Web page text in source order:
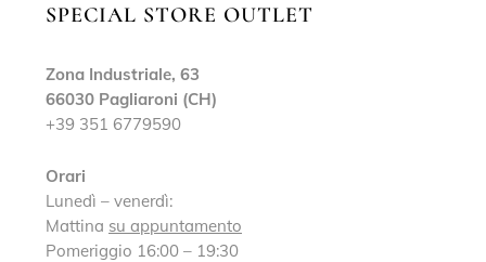
SPECIAL STORE OUTLET
Zona Industriale, 63
66030 Pagliaroni (CH)
+39 351 6779590
Orari
Lunedì – venerdì:
Mattina su appuntamento
Pomeriggio 16:00 – 19:30